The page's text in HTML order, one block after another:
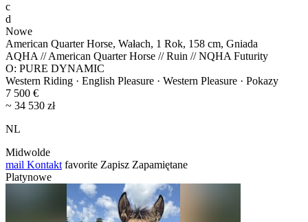
c
d
Nowe
American Quarter Horse, Wałach, 1 Rok, 158 cm, Gniada
AQHA // American Quarter Horse // Ruin // NQHA Futurity
O: PURE DYNAMIC
Western Riding · English Pleasure · Western Pleasure · Pokazy
7 500 €
~ 34 530 zł
NL
Midwolde
mail Kontakt favorite Zapisz Zapamiętane
Platynowe